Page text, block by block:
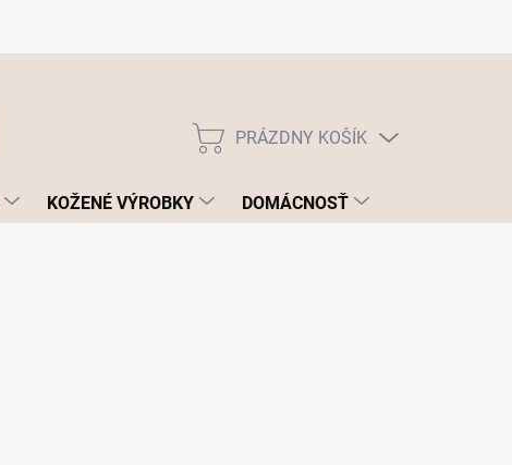
NÁKUPNÝ
PRÁZDNY KOŠÍK
KOŽENÉ VÝROBKY DOMÁCNOSŤ